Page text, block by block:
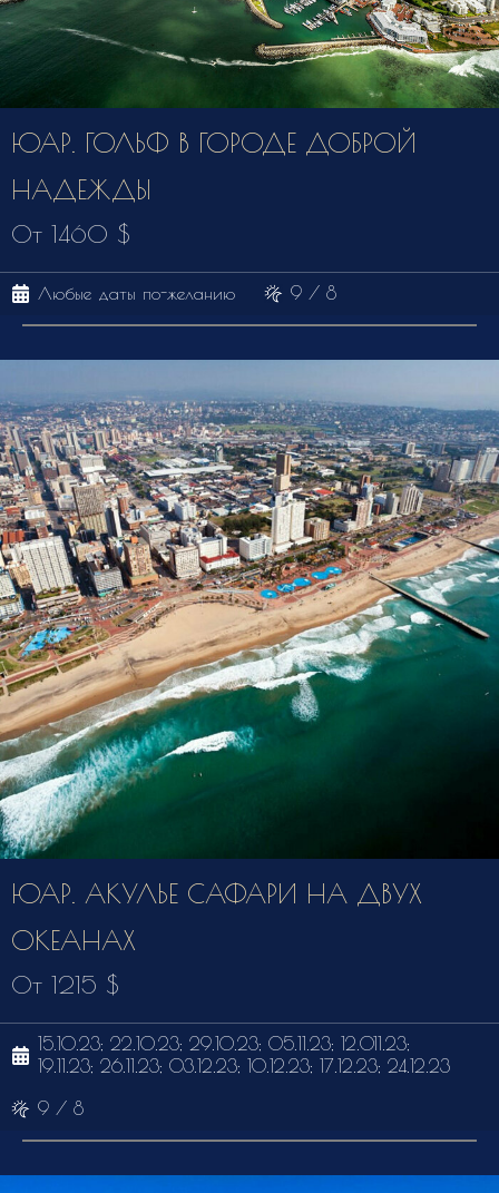
ЮАР. ГОЛЬФ В ГОРОДЕ ДОБРОЙ
НАДЕЖДЫ
От 1460 $
Любые даты по-желанию 9 / 8
ЮАР. АКУЛЬЕ САФАРИ НА ДВУХ
ОКЕАНАХ
От 1215 $
15.10.23; 22.10.23; 29.10.23; 05.11.23; 12.011.23;
19.11.23; 26.11.23; 03.12.23; 10.12.23; 17.12.23; 24.12.23
9 / 8